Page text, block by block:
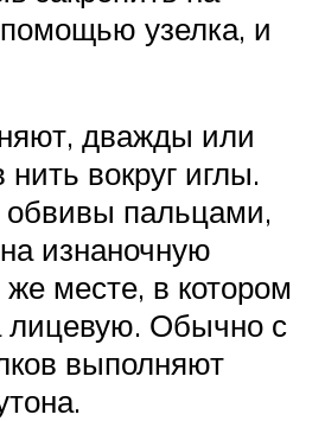
узелка, и
дважды или
вокруг иглы.
пальцами,
изнаночную
месте, в котором
Обычно с
выполняют